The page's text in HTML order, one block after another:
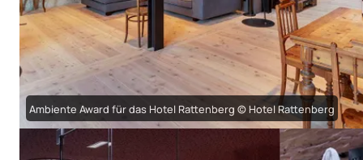
Ambiente Award für das Hotel Rattenberg © Hotel Rattenberg